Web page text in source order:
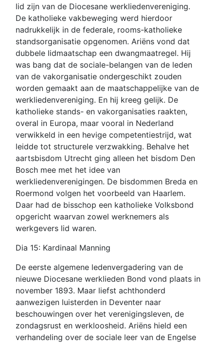
lid zijn van de Diocesane werkliedenvereniging.
De katholieke vakbeweging werd hierdoor
nadrukkelijk in de federale, rooms-katholieke
standsorganisatie opgenomen. Ariëns vond dat
dubbele lidmaatschap een dwangmaatregel. Hij
was bang dat de sociale-belangen van de leden
van de vakorganisatie ondergeschikt zouden
worden gemaakt aan de maatschappelijke van de
werkliedenvereniging. En hij kreeg gelijk. De
katholieke stands- en vakorganisaties raakten,
overal in Europa, maar vooral in Nederland
verwikkeld in een hevige competentiestrijd, wat
leidde tot structurele verzwakking. Behalve het
aartsbisdom Utrecht ging alleen het bisdom Den
Bosch mee met het idee van
werkliedenverenigingen. De bisdommen Breda en
Roermond volgen het voorbeeld van Haarlem.
Daar had de bisschop een katholieke Volksbond
opgericht waarvan zowel werknemers als
werkgevers lid waren.
Dia 15: Kardinaal Manning
De eerste algemene ledenvergadering van de
nieuwe Diocesane werklieden Bond vond plaats in
november 1893. Maar liefst achthonderd
aanwezigen luisterden in Deventer naar
beschouwingen over het verenigingsleven, de
zondagsrust en werkloosheid. Ariëns hield een
verhandeling over de sociale leer van de Engelse